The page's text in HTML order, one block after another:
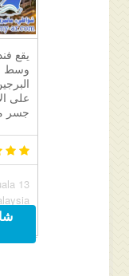
يقع
وسط
على
جسر